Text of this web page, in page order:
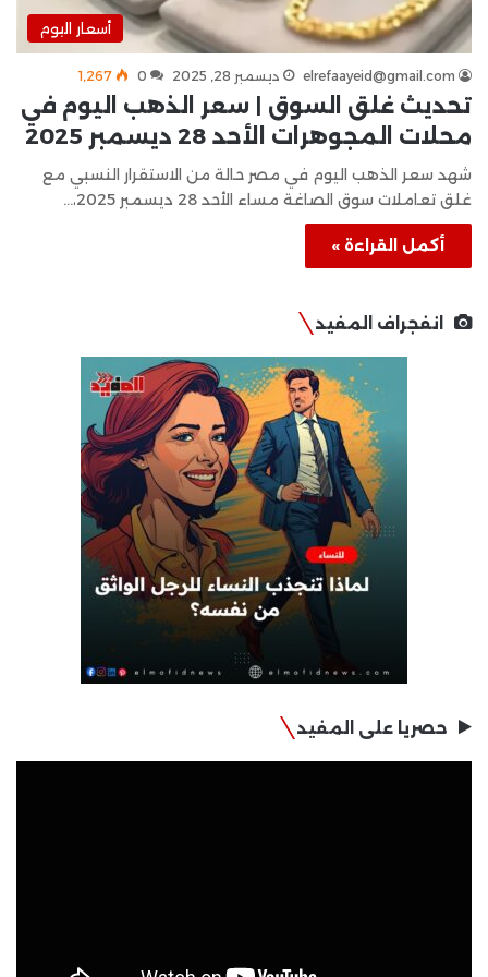
أسعار اليوم
elrefaayeid@gmail.com ديسمبر 28, 2025 0 1٬267
تحديث غلق السوق | سعر الذهب اليوم في
محلات المجوهرات الأحد 28 ديسمبر 2025
شهد سعر الذهب اليوم في مصر حالة من الاستقرار النسبي مع
غلق تعاملات سوق الصاغة مساء الأحد 28 ديسمبر 2025،…
أكمل القراءة »
انفجراف المفيد
حصريا على المفيد